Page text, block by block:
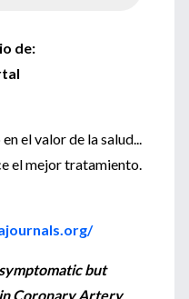
de:
el valor de la salud...
el mejor tratamiento.
but
Coronary Artery